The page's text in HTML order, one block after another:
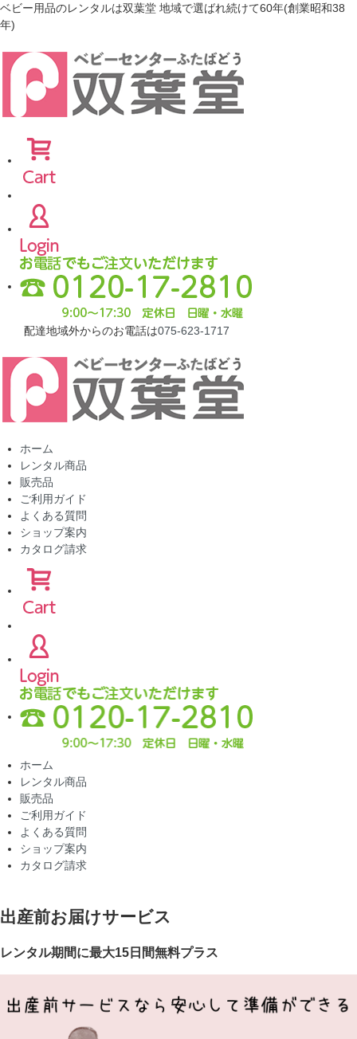
ベビー用品のレンタルは双葉堂 地域で選ばれ続けて60年(創業昭和38
年)
配達地域外からのお電話は075-623-1717
ホーム
レンタル商品
販売品
ご利用ガイド
よくある質問
ショップ案内
カタログ請求
ホーム
レンタル商品
販売品
ご利用ガイド
よくある質問
ショップ案内
カタログ請求
出産前お届けサービス
レンタル期間に最大15日間無料プラス